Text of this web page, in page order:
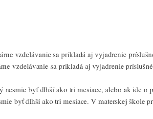
vzdelávanie sa prikladá aj vyjadrenie
vzdelávanie sa prikladá aj vyjadrenie
byť dlhší ako tri mesiace, alebo ak ide o
byť dlhší ako tri mesiace. V materskej škole